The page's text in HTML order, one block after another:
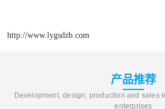
http://www.lygsdzb.com
产品推荐
Development, design, production and sales
enterprises